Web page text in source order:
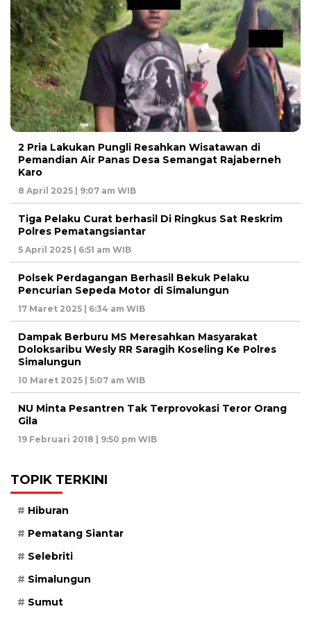
2 Pria Lakukan Pungli Resahkan Wisatawan di
Pemandian Air Panas Desa Semangat Rajaberneh
Karo
8 April 2025 | 9:07 am WIB
Tiga Pelaku Curat berhasil Di Ringkus Sat Reskrim
Polres Pematangsiantar
5 April 2025 | 6:51 am WIB
Polsek Perdagangan Berhasil Bekuk Pelaku
Pencurian Sepeda Motor di Simalungun
17 Maret 2025 | 6:34 am WIB
Dampak Berburu MS Meresahkan Masyarakat
Doloksaribu Wesly RR Saragih Koseling Ke Polres
Simalungun
10 Maret 2025 | 5:07 am WIB
NU Minta Pesantren Tak Terprovokasi Teror Orang
Gila
19 Februari 2018 | 9:50 pm WIB
TOPIK TERKINI
Hiburan
Pematang Siantar
Selebriti
Simalungun
Sumut